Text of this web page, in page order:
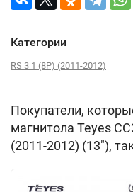
Категории
RS 3 1 (8P) (2011-2012)
Покупатели,
магнитола Teyes
(2011-2012) (13"),